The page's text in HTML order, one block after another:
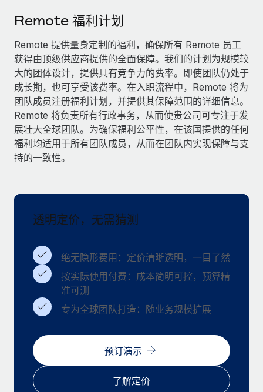
借助核心业务工具简化流程
服务
咨询专家
获得全球人力资源与合规方面的专家帮助
背景调查
简化候选人筛选流程
合规守望台
在全球范围内配置和跟踪 IT 设备
实体设立
快速建立合规实体
人员调配与搬迁
轻松搬迁员工
轻松管理员工福利
与我们共探合作机遇
Remote Build 即将推出
集成与人工智能自动化咨询
案例研究
活动
新闻室
薪金与人才洞察
洞察中心
获得支持
查看全部资源
EOR compliance
to the demands of today’s labor market, the...
了解更多
What a Workday global payroll implementation
Most teams hear "payroll implementation" and picture a
six-month project with a dedicated team....
了解更多
한국어
中文（简体）
Remote 福利计划
Remote 提供量身定制的福利，确保所有 Remote 员工
获得由顶级供应商提供的全面保障。我们的计划为规模较
大的团体设计，提供具有竞争力的费率。即使团队仍处于
成长期，也可享受该费率。在入职流程中，Remote 将为
团队成员注册福利计划，并提供其保障范围的详细信息。
Remote 将负责所有行政事务，从而使贵公司可专注于发
展壮大全球团队。为确保福利公平性，在该国提供的任何
福利均适用于所有团队成员，从而在团队内实现保障与支
持的一致性。
透明定价，无需猜测
绝无隐形费用：定价清晰透明，一目了然
按实际使用付费：成本简明可控，预算精
准可测
专为全球团队打造：随业务规模扩展
预订演示
了解定价